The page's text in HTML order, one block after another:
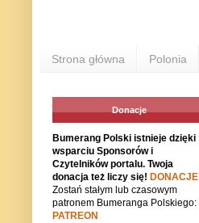
Strona główna Polonia
Donacje
Bumerang Polski istnieje dzięki
wsparciu Sponsorów i
Czytelników portalu. Twoja
donacja też liczy się! DONACJE
Zostań stałym lub czasowym
patronem Bumeranga Polskiego:
PATREON